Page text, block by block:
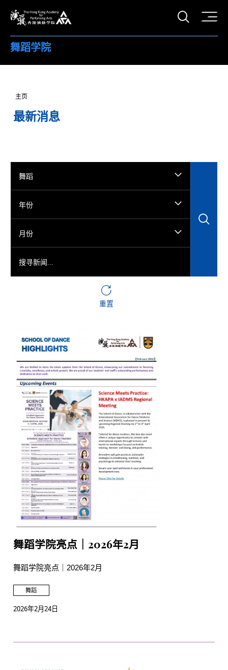
打开
舞蹈学院
主页
最新消息
舞蹈
年份
月份
重置
舞蹈学院亮点｜2026年2月
舞蹈学院亮点｜2026年2月
舞蹈
2026年2月24日